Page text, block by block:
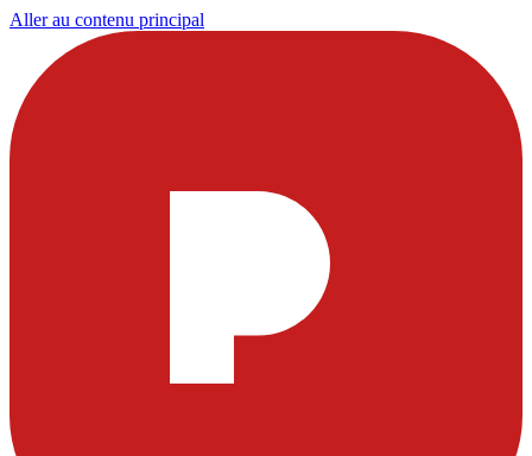
Aller au contenu principal